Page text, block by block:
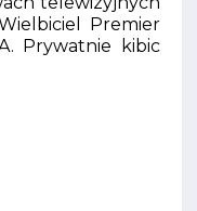
Premier
Prywatnie kibic